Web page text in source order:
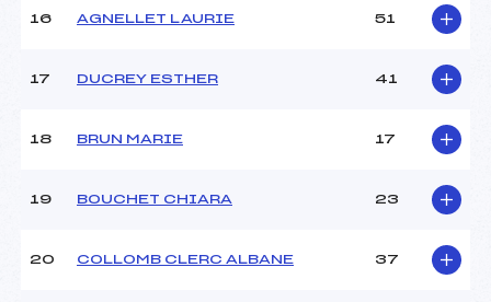
-3
Min->Mas
16 AGNELLET LAURIE 51
17 DUCREY ESTHER 41
18 BRUN MARIE 17
19 BOUCHET CHIARA 23
20 COLLOMB CLERC ALBANE 37